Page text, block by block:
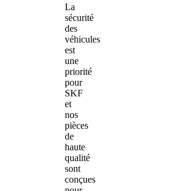
La
sécurité
des
véhicules
est
une
priorité
pour
SKF
et
nos
pièces
de
haute
qualité
sont
conçues